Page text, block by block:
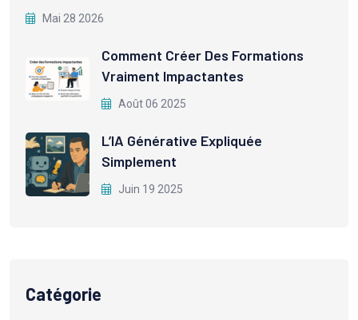
Mai 28 2026
Comment Créer Des Formations
Vraiment Impactantes
Août 06 2025
L’IA Générative Expliquée
Simplement
Juin 19 2025
Catégorie